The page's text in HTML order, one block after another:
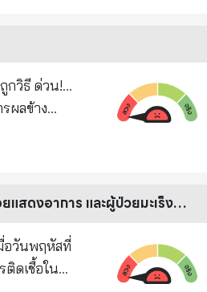
กวิธี ด่วน!...
55 ปี ใน
แพ้คดี (ไม่
ลที่น่ากลัว
จริงหรือ ผลงานวิจัยล่าสุด กล่าวว่า โควิดเปลี่ยนไประบาดในคนกลุ่มอายุน้อยมากขึ้นและไม่ค่อยแสดงอาการ และผู้ป่วยมะเร็งที่ติดเชื้อเสี่ยงเสียชีวิตมากขึ้น
อวันพฤหัสที่
ติดเชื้อใน